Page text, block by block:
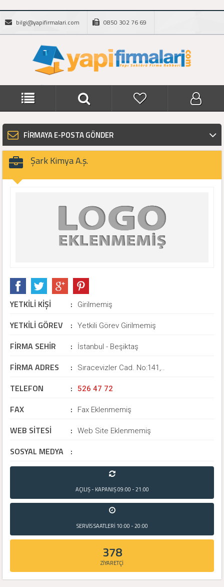
bilgi@yapifirmalari.com 0850 302 76 69
FİRMAYA E-POSTA GÖNDER
Şark Kimya A.ş.
YETKİLİ KİŞİ : Girilmemiş
YETKİLİ GÖREV : Yetkili Görev Girilmemiş
FİRMA SEHİR : İstanbul - Beşiktaş
FİRMA ADRES : Sıracevizler Cad. No:141,..
TELEFON : 526 47 72
FAX : Fax Eklenmemiş
WEB SİTESİ : Web Site Eklenmemiş
SOSYAL MEDYA :
AÇILIŞ - KAPANIŞ09:00 - 21:00
SERVİS SAATLERİ 10:00 - 20:00
378
ZİYARETÇİ